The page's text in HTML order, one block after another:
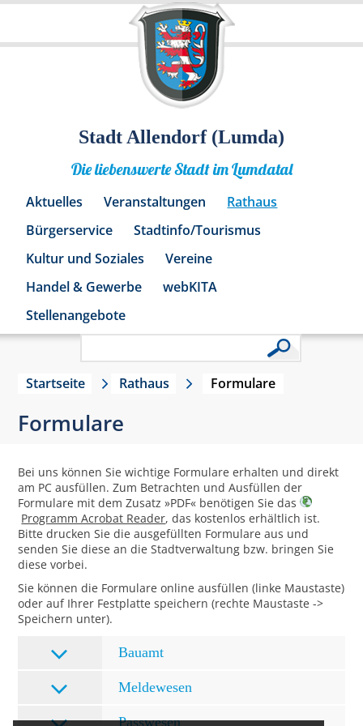
Stadt Allendorf (Lumda)
Die liebenswerte Stadt im Lumdatal
Aktuelles Veranstaltungen
Rathaus
Bürgerservice
Stadtinfo/Tourismus
Kultur und Soziales
Vereine
Handel & Gewerbe
webKITA
Stellenangebote
Startseite Rathaus Formulare
Formulare
Bei uns können Sie wichtige Formulare erhalten und direkt
am PC ausfüllen. Zum Betrachten und Ausfüllen der
Formulare mit dem Zusatz »PDF« benötigen Sie das
Programm Acrobat Reader, das kostenlos erhältlich ist.
Bitte drucken Sie die ausgefüllten Formulare aus und
senden Sie diese an die Stadtverwaltung bzw. bringen Sie
diese vorbei.
Sie können die Formulare online ausfüllen (linke Maustaste)
oder auf Ihrer Festplatte speichern (rechte Maustaste ->
Speichern unter).
Bauamt
Meldewesen
Passwesen